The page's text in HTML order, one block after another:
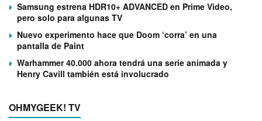
Samsung estrena HDR10+ ADVANCED en Prime Video,
pero solo para algunas TV
Nuevo experimento hace que Doom ‘corra’ en una
pantalla de Paint
Warhammer 40.000 ahora tendrá una serie animada y
Henry Cavill también está involucrado
OHMYGEEK! TV